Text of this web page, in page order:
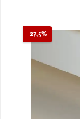
-27,5%Rabatt